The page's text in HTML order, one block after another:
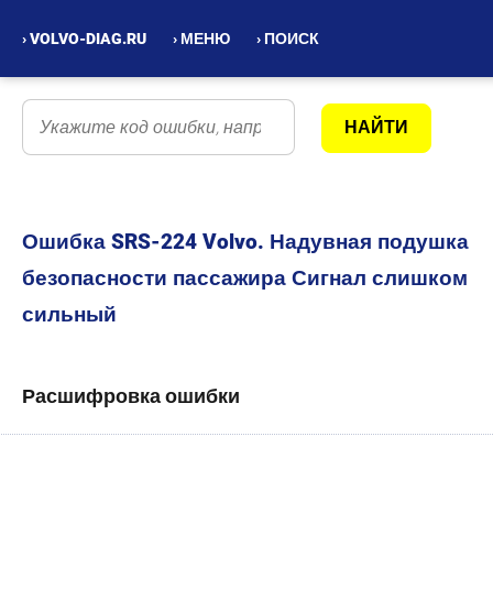
› VOLVO-DIAG.RU › МЕНЮ › ПОИСК
Ошибка SRS-224 Volvo. Надувная подушка
безопасности пассажира Сигнал слишком
сильный
Расшифровка ошибки